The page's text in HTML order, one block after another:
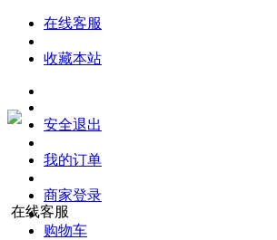
在线客服
收藏本站
安全退出
我的订单
商家登录
购物车
在线客服